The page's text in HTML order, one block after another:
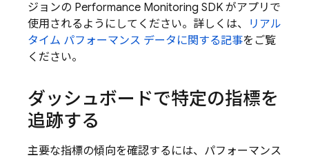
ジョンの Performance Monitoring SDK がアプリで
使用されるようにしてください。詳しくは、
リアル
タイム パフォーマンス データに関する記事をご覧
ください。
ダッシュボードで特定の指標を
追跡する
主要な指標の傾向を確認するには、パフォーマンス